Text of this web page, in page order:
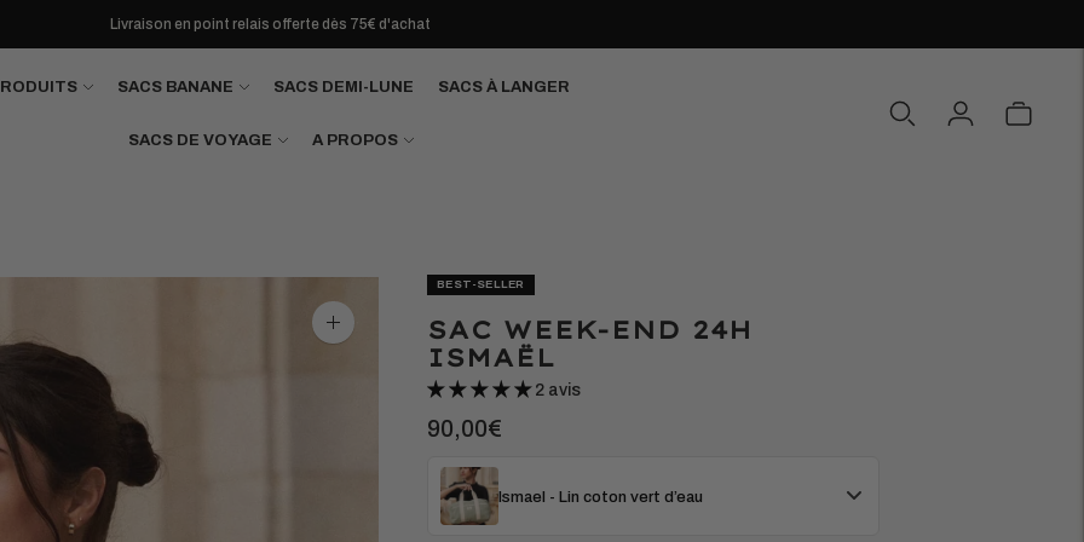
Livraison en point relais offerte dès 75€ d'achat
SACS BANANE SACS DEMI-LUNE SACS À LANGER
SACS DE VOYAGE A PROPOS
Agrandir
l'image
BEST-SELLER
SAC WEEK-END 24H
ISMAËL
2 avis
90,00€
Ismael - Lin coton vert d’eau